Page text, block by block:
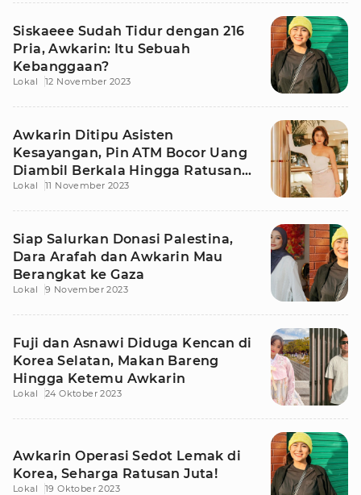
Siskaeee Sudah Tidur dengan 216
Pria, Awkarin: Itu Sebuah
Kebanggaan?
Lokal 12 November 2023
Awkarin Ditipu Asisten
Kesayangan, Pin ATM Bocor Uang
Diambil Berkala Hingga Ratusan
Juta
Lokal 11 November 2023
Siap Salurkan Donasi Palestina,
Dara Arafah dan Awkarin Mau
Berangkat ke Gaza
Lokal 9 November 2023
Fuji dan Asnawi Diduga Kencan di
Korea Selatan, Makan Bareng
Hingga Ketemu Awkarin
Lokal 24 Oktober 2023
Awkarin Operasi Sedot Lemak di
Korea, Seharga Ratusan Juta!
Lokal 19 Oktober 2023